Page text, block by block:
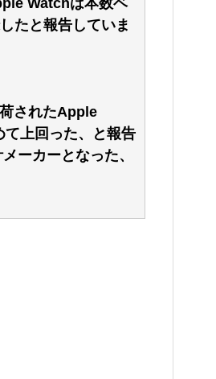
Watchは本数ベ
たと報告していま
されたApple
上回った、と報告
ーカーとなった、